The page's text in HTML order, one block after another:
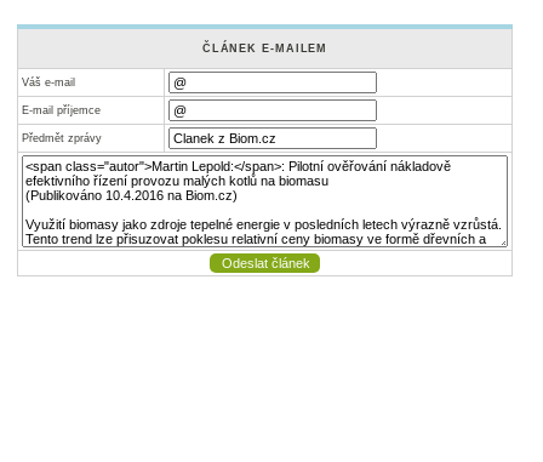
ČLÁNEK E-MAILEM
Váš e-mail
E-mail příjemce
Předmět zprávy